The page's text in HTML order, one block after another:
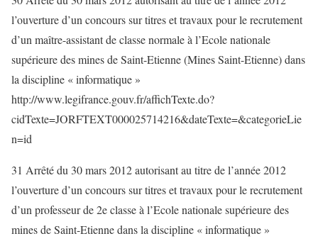
l’ouverture d’un concours sur titres et travaux pour le recrutement
d’un maître-assistant de classe normale à l’Ecole nationale
supérieure des mines de Saint-Etienne (Mines Saint-Etienne) dans
la discipline « informatique »
http://www.legifrance.gouv.fr/affichTexte.do?
cidTexte=JORFTEXT000025714216&dateTexte=&categorieLie
n=id
31 Arrêté du 30 mars 2012 autorisant au titre de l’année 2012
l’ouverture d’un concours sur titres et travaux pour le recrutement
d’un professeur de 2e classe à l’Ecole nationale supérieure des
mines de Saint-Etienne dans la discipline « informatique »